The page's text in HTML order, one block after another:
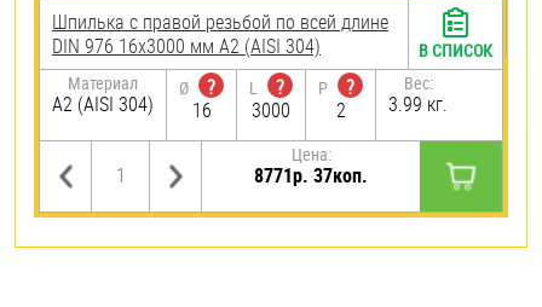
Шпилька с правой резьбой по всей длине
DIN 976 16х3000 мм А2 (AISI 304)
Материал
А2 (AISI 304)
Ø
?
16
L
?
3000
P
?
2
Вес:
3.99 кг.
Цена:
8771р. 37коп.
В СПИСОК